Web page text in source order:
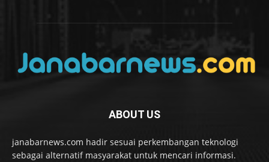
ABOUT US
janabarnews.com hadir sesuai perkembangan teknologi
sebagai alternatif masyarakat untuk mencari informasi.